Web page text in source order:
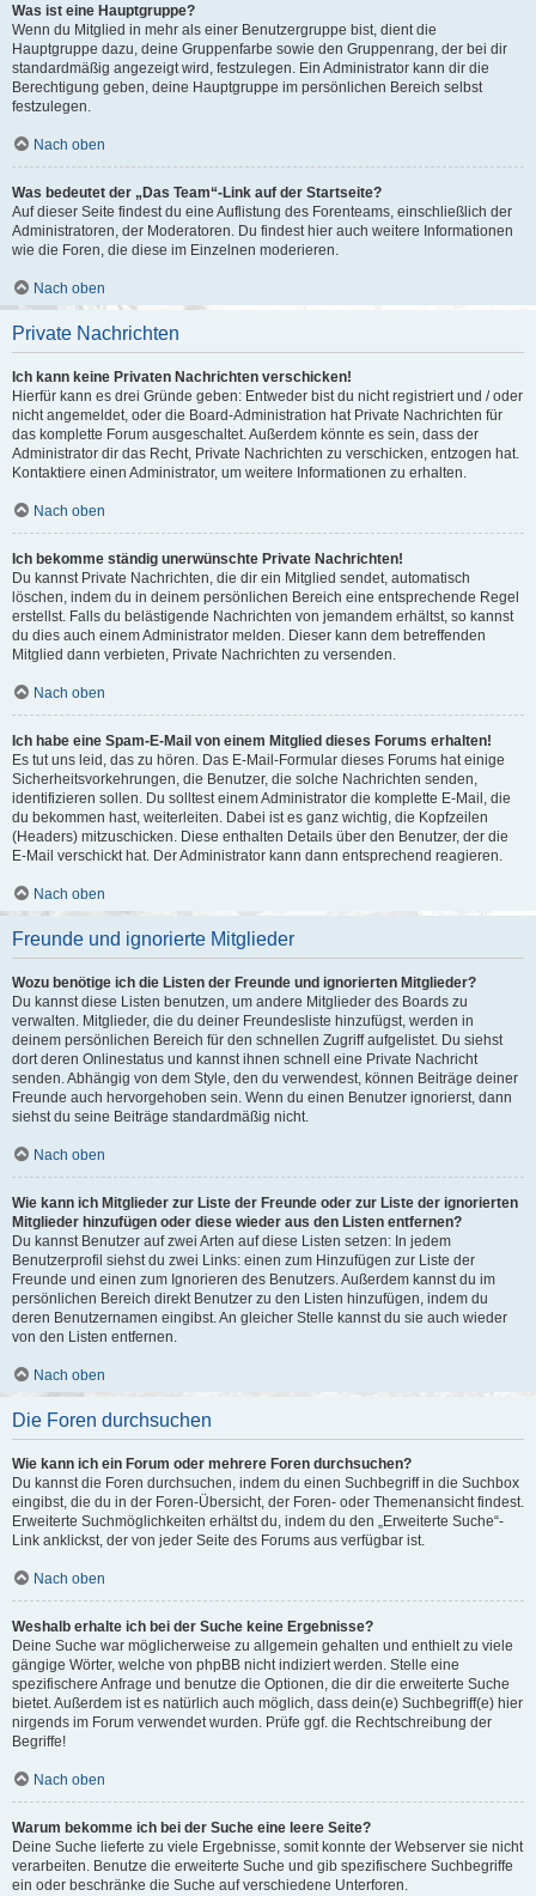
Was ist eine Hauptgruppe?
Wenn du Mitglied in mehr als einer Benutzergruppe bist, dient die
Hauptgruppe dazu, deine Gruppenfarbe sowie den Gruppenrang, der bei dir
standardmäßig angezeigt wird, festzulegen. Ein Administrator kann dir die
Berechtigung geben, deine Hauptgruppe im persönlichen Bereich selbst
festzulegen.
Nach oben
Was bedeutet der „Das Team“-Link auf der Startseite?
Auf dieser Seite findest du eine Auflistung des Forenteams, einschließlich der
Administratoren, der Moderatoren. Du findest hier auch weitere Informationen
wie die Foren, die diese im Einzelnen moderieren.
Nach oben
Private Nachrichten
Ich kann keine Privaten Nachrichten verschicken!
Hierfür kann es drei Gründe geben: Entweder bist du nicht registriert und / oder
nicht angemeldet, oder die Board-Administration hat Private Nachrichten für
das komplette Forum ausgeschaltet. Außerdem könnte es sein, dass der
Administrator dir das Recht, Private Nachrichten zu verschicken, entzogen hat.
Kontaktiere einen Administrator, um weitere Informationen zu erhalten.
Nach oben
Ich bekomme ständig unerwünschte Private Nachrichten!
Du kannst Private Nachrichten, die dir ein Mitglied sendet, automatisch
löschen, indem du in deinem persönlichen Bereich eine entsprechende Regel
erstellst. Falls du belästigende Nachrichten von jemandem erhältst, so kannst
du dies auch einem Administrator melden. Dieser kann dem betreffenden
Mitglied dann verbieten, Private Nachrichten zu versenden.
Nach oben
Ich habe eine Spam-E-Mail von einem Mitglied dieses Forums erhalten!
Es tut uns leid, das zu hören. Das E-Mail-Formular dieses Forums hat einige
Sicherheitsvorkehrungen, die Benutzer, die solche Nachrichten senden,
identifizieren sollen. Du solltest einem Administrator die komplette E-Mail, die
du bekommen hast, weiterleiten. Dabei ist es ganz wichtig, die Kopfzeilen
(Headers) mitzuschicken. Diese enthalten Details über den Benutzer, der die
E-Mail verschickt hat. Der Administrator kann dann entsprechend reagieren.
Nach oben
Freunde und ignorierte Mitglieder
Wozu benötige ich die Listen der Freunde und ignorierten Mitglieder?
Du kannst diese Listen benutzen, um andere Mitglieder des Boards zu
verwalten. Mitglieder, die du deiner Freundesliste hinzufügst, werden in
deinem persönlichen Bereich für den schnellen Zugriff aufgelistet. Du siehst
dort deren Onlinestatus und kannst ihnen schnell eine Private Nachricht
senden. Abhängig von dem Style, den du verwendest, können Beiträge deiner
Freunde auch hervorgehoben sein. Wenn du einen Benutzer ignorierst, dann
siehst du seine Beiträge standardmäßig nicht.
Nach oben
Wie kann ich Mitglieder zur Liste der Freunde oder zur Liste der ignorierten
Mitglieder hinzufügen oder diese wieder aus den Listen entfernen?
Du kannst Benutzer auf zwei Arten auf diese Listen setzen: In jedem
Benutzerprofil siehst du zwei Links: einen zum Hinzufügen zur Liste der
Freunde und einen zum Ignorieren des Benutzers. Außerdem kannst du im
persönlichen Bereich direkt Benutzer zu den Listen hinzufügen, indem du
deren Benutzernamen eingibst. An gleicher Stelle kannst du sie auch wieder
von den Listen entfernen.
Nach oben
Die Foren durchsuchen
Wie kann ich ein Forum oder mehrere Foren durchsuchen?
Du kannst die Foren durchsuchen, indem du einen Suchbegriff in die Suchbox
eingibst, die du in der Foren-Übersicht, der Foren- oder Themenansicht findest.
Erweiterte Suchmöglichkeiten erhältst du, indem du den „Erweiterte Suche“-
Link anklickst, der von jeder Seite des Forums aus verfügbar ist.
Nach oben
Weshalb erhalte ich bei der Suche keine Ergebnisse?
Deine Suche war möglicherweise zu allgemein gehalten und enthielt zu viele
gängige Wörter, welche von phpBB nicht indiziert werden. Stelle eine
spezifischere Anfrage und benutze die Optionen, die dir die erweiterte Suche
bietet. Außerdem ist es natürlich auch möglich, dass dein(e) Suchbegriff(e) hier
nirgends im Forum verwendet wurden. Prüfe ggf. die Rechtschreibung der
Begriffe!
Nach oben
Warum bekomme ich bei der Suche eine leere Seite?
Deine Suche lieferte zu viele Ergebnisse, somit konnte der Webserver sie nicht
verarbeiten. Benutze die erweiterte Suche und gib spezifischere Suchbegriffe
ein oder beschränke die Suche auf verschiedene Unterforen.